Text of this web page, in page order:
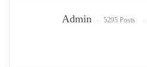
Admin 5295 Posts